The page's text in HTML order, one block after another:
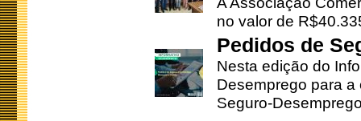
no valor de
Pedidos de
Nesta edição do
Desemprego para
Seguro-